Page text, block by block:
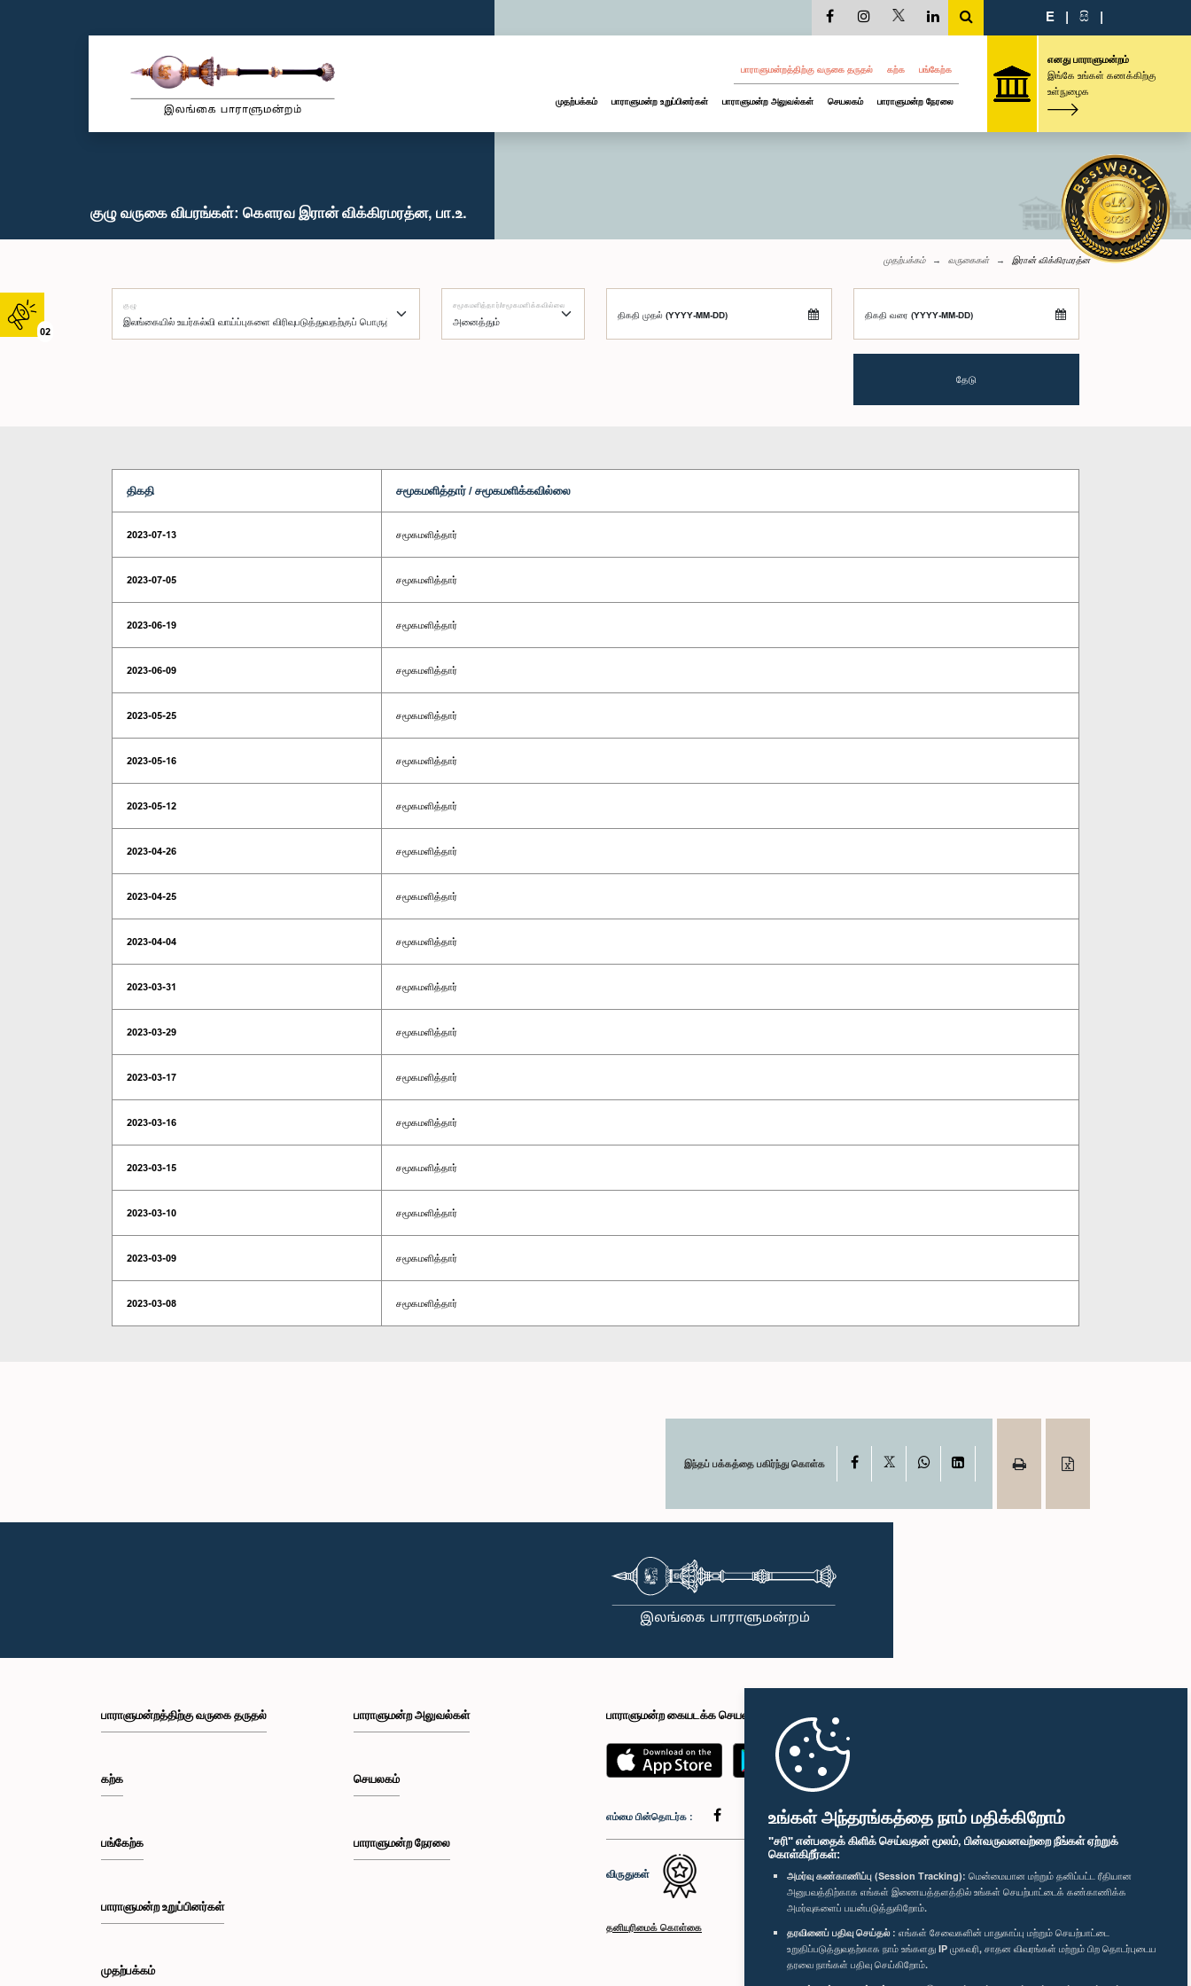
உங்கள் அந்தரங்கத்தை நாம் மதிக்கிறோம்
"சரி" என்பதைக் கிளிக் செய்வதன் மூலம், பின்வருவனவற்றை நீங்கள் ஏற்றுக்
கொள்கிறீர்கள்:
அமர்வு கண்காணிப்பு (Session Tracking): மென்மையான மற்றும் தனிப்பட்ட ரீதியான
அனுபவத்திற்காக எங்கள் இணையத்தளத்தில் உங்கள் செயற்பாட்டைக் கண்காணிக்க
அமர்வுகளைப் பயன்படுத்துகிறோம்.
தரவினைப் பதிவு செய்தல் : எங்கள் சேவைகளின் பாதுகாப்பு மற்றும் செயற்பாட்டை
உறுதிப்படுத்துவதற்காக நாம் உங்களது IP முகவரி, சாதன விவரங்கள் மற்றும் பிற தொடர்புடைய
தரவை நாங்கள் பதிவு செய்கிறோம்.
02
E | සි |
பாராளுமன்றத்திற்கு வருகை தருதல் கற்க பங்கேற்க
முதற்பக்கம் பாராளுமன்ற உறுப்பினர்கள் பாராளுமன்ற அலுவல்கள் செயலகம் பாராளுமன்ற நேரலை
எனது பாராளுமன்றம்
இங்கே உங்கள் கணக்கிற்கு
உள்நுழைக
குழு வருகை விபரங்கள்: கௌரவ இரான் விக்கிரமரத்ன, பா.உ.
முதற்பக்கம் வருகைகள் இரான் விக்கிரமரத்ன
குழு சமூகமளித்தார்/சமூகமளிக்கவில்லை
திகதி முதல் (YYYY-MM-DD) திகதி வரை (YYYY-MM-DD)
தேடு
திகதி சமூகமளித்தார் / சமூகமளிக்கவில்லை
2023-07-13 சமூகமளித்தார்
2023-07-05 சமூகமளித்தார்
2023-06-19 சமூகமளித்தார்
2023-06-09 சமூகமளித்தார்
2023-05-25 சமூகமளித்தார்
2023-05-16 சமூகமளித்தார்
2023-05-12 சமூகமளித்தார்
2023-04-26 சமூகமளித்தார்
2023-04-25 சமூகமளித்தார்
2023-04-04 சமூகமளித்தார்
2023-03-31 சமூகமளித்தார்
2023-03-29 சமூகமளித்தார்
2023-03-17 சமூகமளித்தார்
2023-03-16 சமூகமளித்தார்
2023-03-15 சமூகமளித்தார்
2023-03-10 சமூகமளித்தார்
2023-03-09 சமூகமளித்தார்
2023-03-08 சமூகமளித்தார்
இந்தப் பக்கத்தை பகிர்ந்து கொள்க Facebook WhatsAppLinkedIn
பாராளுமன்றத்திற்கு வருகை தருதல்
கற்க
பங்கேற்க
பாராளுமன்ற உறுப்பினர்கள்
முதற்பக்கம்
பாராளுமன்ற அலுவல்கள்
செயலகம்
பாராளுமன்ற நேரலை
பாராளுமன்ற கையடக்க செயலி
எம்மை பின்தொடர்க :
விருதுகள்
தனியுரிமைக் கொள்கை